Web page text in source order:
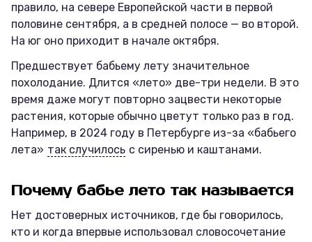
правило, на севере Европейской части в первой
половине сентября, а в средней полосе — во второй.
На юг оно приходит в начале октября.
Предшествует бабьему лету значительное
похолодание. Длится «лето» две-три недели. В это
время даже могут повторно зацвести некоторые
растения, которые обычно цветут только раз в год.
Например, в 2024 году в Петербурге из-за «бабьего
лета» так случилось с сиренью и каштанами.
Почему бабье лето так называется
Нет достоверных источников, где бы говорилось,
кто и когда впервые использовал словосочетание